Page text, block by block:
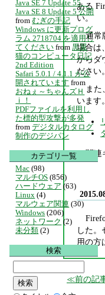
ある
い。
通常
場合は
からダ
ださい。
また
います。
関連
した。
用の方
前の記
Java SE 7 Update 55、
Java SE 8 Update 5 公開
from むぎの手記
Windows に更新プログ
ラム 2718704 を適用し
てください from 黒翼
猫のコンピュータ日記
2nd Edition
Safari 5.0.1 / 4.1.1 が公
開されています from
おねぇ～ちゃんズＨ
ｉ！
PDFファイルを利用し
た標的型攻撃が多発
from デジタルカタログ
制作のデジパン
カテゴリ一覧
Mac (98)
マルチOS (856)
ハードウェア (63)
Linux (4)
マルウェア関連 (30)
Windows (206)
ネットワーク (2)
未分類 (2)
検索